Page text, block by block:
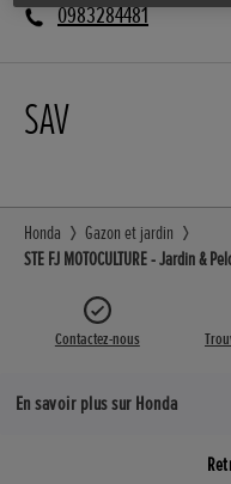
0983284481
SAV
Honda
Gazon et jardin
STE FJ MOTOCULTURE - Jardin &
Contactez-nous
En savoir plus sur Honda